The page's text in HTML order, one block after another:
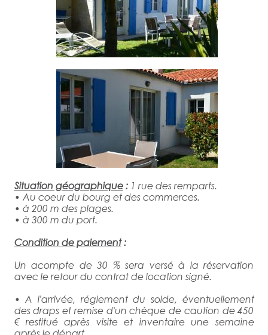
Situation géographique:1 rue des remparts.
• Au coeur du bourg et des commerces.
• à 200 m des plages.
• à 300 m du port.
Condition depaiement:
Un acompte de 30 % sera versé à la réservation
avec le retour du contrat de location signé.
• A l'arrivée, réglement du solde, éventuellement
des draps et remise d'un chèque de caution de 450
€ restitué après visite et inventaire une semaine